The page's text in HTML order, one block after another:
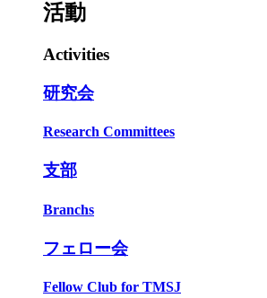
活動
Activities
研究会
Research Committees
支部
Branchs
フェロー会
Fellow Club for TMSJ